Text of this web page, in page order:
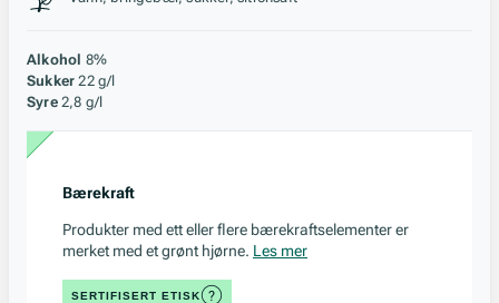
Alkohol 8%
Sukker 22 g/l
Syre 2,8 g/l
Bærekraft
Produkter med ett eller flere bærekraftselementer er
merket med et grønt hjørne. Les mer
SERTIFISERT ETISK